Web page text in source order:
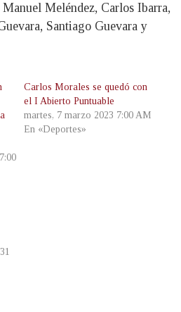
Meléndez, Carlos Ibarra,
Santiago Guevara y
Carlos Morales se quedó con
el I Abierto Puntuable
martes, 7 marzo 2023 7:00 AM
En «Deportes»